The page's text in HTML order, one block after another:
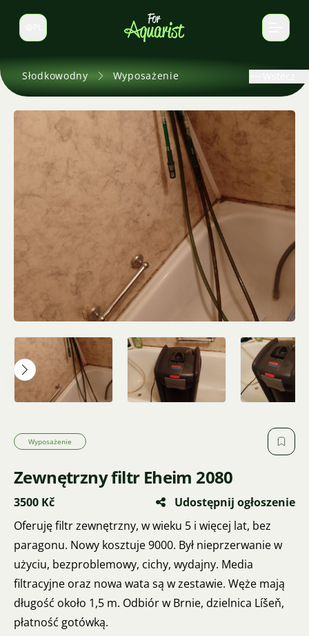
Zmień język
Słodkowodny Wyposażenie
Wyposażenie
Zewnętrzny filtr Eheim 2080
3500 Kč
Udostępnij ogłoszenie
Oferuję filtr zewnętrzny, w wieku 5 i więcej lat, bez
paragonu. Nowy kosztuje 9000. Był nieprzerwanie w
użyciu, bezproblemowy, cichy, wydajny. Media
filtracyjne oraz nowa wata są w zestawie. Węże mają
długość około 1,5 m. Odbiór w Brnie, dzielnica Líšeň,
płatność gotówką.